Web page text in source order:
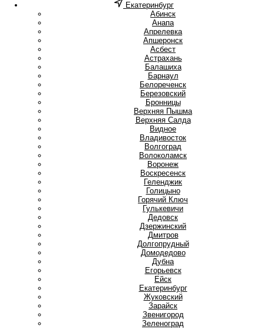
Екатеринбург
Абинск
Анапа
Апрелевка
Апшеронск
Асбест
Астрахань
Балашиха
Барнаул
Белореченск
Березовский
Бронницы
Верхняя Пышма
Верхняя Салда
Видное
Владивосток
Волгоград
Волоколамск
Воронеж
Воскресенск
Геленджик
Голицыно
Горячий Ключ
Гулькевичи
Дедовск
Дзержинский
Дмитров
Долгопрудный
Домодедово
Дубна
Егорьевск
Ейск
Екатеринбург
Жуковский
Зарайск
Звенигород
Зеленоград